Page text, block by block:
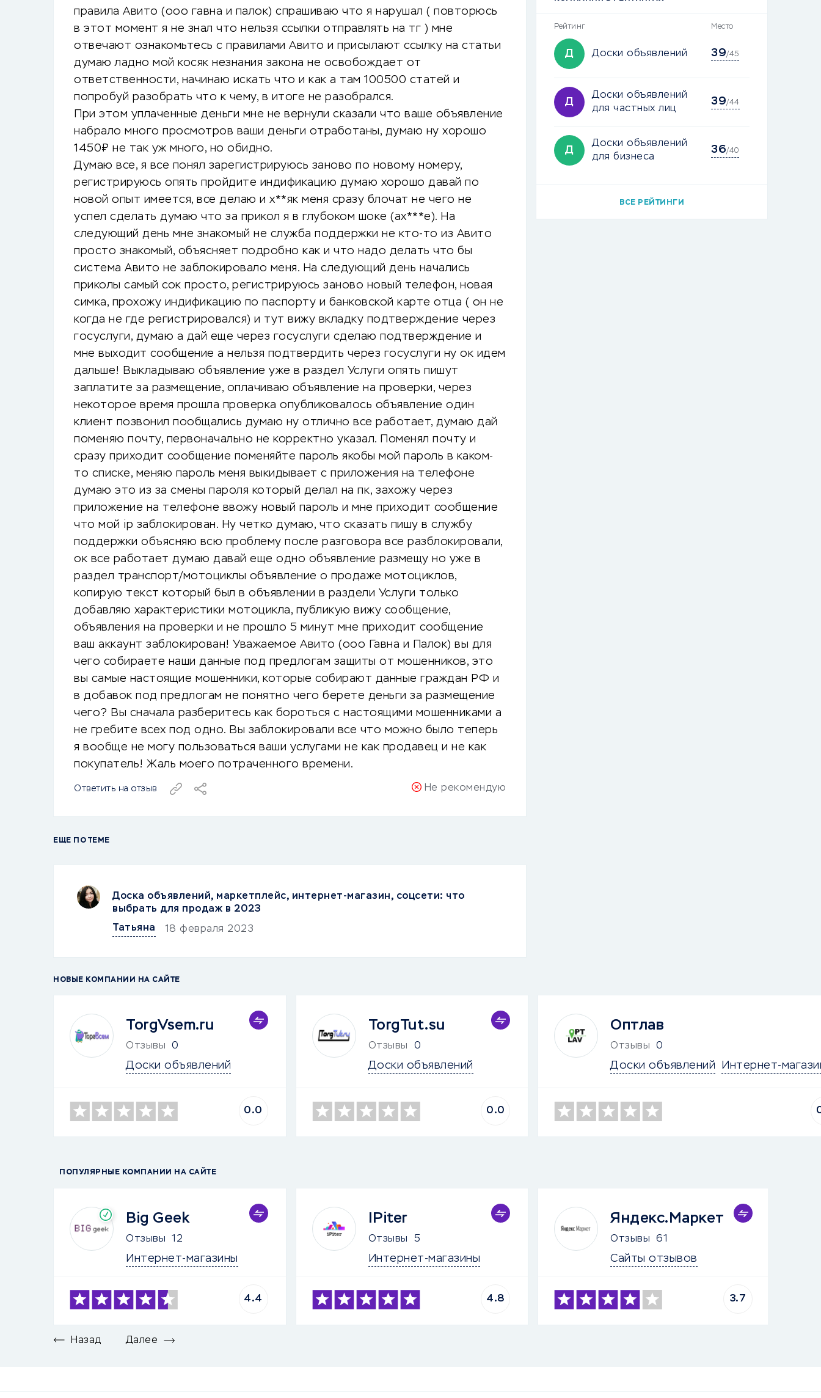
правила Авито (ооо гавна и палок) спрашиваю что я нарушал ( повторюсь
в этот момент я не знал что нельзя ссылки отправлять на тг ) мне
отвечают ознакомьтесь с правилами Авито и присылают ссылку на статьи
думаю ладно мой косяк незнания закона не освобождает от
ответственности, начинаю искать что и как а там 100500 статей и
попробуй разобрать что к чему, в итоге не разобрался.
При этом уплаченные деньги мне не вернули сказали что ваше объявление
набрало много просмотров ваши деньги отработаны, думаю ну хорошо
1450₽ не так уж много, но обидно.
Думаю все, я все понял зарегистрируюсь заново по новому номеру,
регистрируюсь опять пройдите индификацию думаю хорошо давай по
новой опыт имеется, все делаю и х**як меня сразу блочат не чего не
успел сделать думаю что за прикол я в глубоком шоке (ах***е). На
следующий день мне знакомый не служба поддержки не кто-то из Авито
просто знакомый, объясняет подробно как и что надо делать что бы
система Авито не заблокировало меня. На следующий день начались
приколы самый сок просто, регистрируюсь заново новый телефон, новая
симка, прохожу индификацию по паспорту и банковской карте отца ( он не
когда не где регистрировался) и тут вижу вкладку подтверждение через
госуслуги, думаю а дай еще через госуслуги сделаю подтверждение и
мне выходит сообщение а нельзя подтвердить через госуслуги ну ок идем
дальше! Выкладываю объявление уже в раздел Услуги опять пишут
заплатите за размещение, оплачиваю объявление на проверки, через
некоторое время прошла проверка опубликовалось объявление один
клиент позвонил пообщались думаю ну отлично все работает, думаю дай
поменяю почту, первоначально не корректно указал. Поменял почту и
сразу приходит сообщение поменяйте пароль якобы мой пароль в каком-
то списке, меняю пароль меня выкидывает с приложения на телефоне
думаю это из за смены пароля который делал на пк, захожу через
приложение на телефоне ввожу новый пароль и мне приходит сообщение
что мой ip заблокирован. Ну четко думаю, что сказать пишу в службу
поддержки объясняю всю проблему после разговора все разблокировали,
ок все работает думаю давай еще одно объявление размещу но уже в
раздел транспорт/мотоциклы объявление о продаже мотоциклов,
копирую текст который был в объявлении в раздели Услуги только
добавляю характеристики мотоцикла, публикую вижу сообщение,
объявления на проверки и не прошло 5 минут мне приходит сообщение
ваш аккаунт заблокирован! Уважаемое Авито (ооо Гавна и Палок) вы для
чего собираете наши данные под предлогам защиты от мошенников, это
вы самые настоящие мошенники, которые собирают данные граждан РФ и
в добавок под предлогам не понятно чего берете деньги за размещение
чего? Вы сначала разберитесь как бороться с настоящими мошенниками а
не гребите всех под одно. Вы заблокировали все что можно было теперь
я вообще не могу пользоваться ваши услугами не как продавец и не как
покупатель! Жаль моего потраченного времени.
Ответить на отзыв Не рекомендую
ЕЩЕ ПО ТЕМЕ
Доска объявлений, маркетплейс, интернет-магазин, соцсети: что
выбрать для продаж в 2023
Татьяна
18 февраля 2023
Рейтинг Место
Д Доски объявлений 39/45
Д
Доски объявлений
для частных лиц
39/44
Д
Доски объявлений
для бизнеса
36/40
ВСЕ РЕЙТИНГИ
НОВЫЕ КОМПАНИИ НА САЙТЕ
TorgVsem.ru
Отзывы 0
Доски объявлений
0.0
TorgTut.su
Отзывы 0
Доски объявлений
0.0
Оптлав
Отзывы 0
Доски объявлений Интернет-
ПОПУЛЯРНЫЕ КОМПАНИИ НА САЙТЕ
Big Geek
Отзывы 12
Интернет-магазины
4.4
IPiter
Отзывы 5
Интернет-магазины
4.8
Яндекс.Маркет
Отзывы 61
Сайты отзывов
3.7
Назад Далее